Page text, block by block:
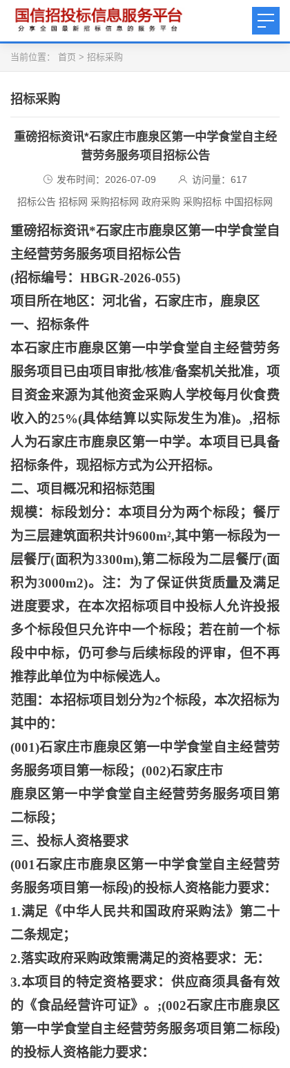
当前位置： 首页 > 招标采购
招标采购
重磅招标资讯*石家庄市鹿泉区第一中学食堂自主经
营劳务服务项目招标公告
发布时间：2026-07-09 访问量： 617
招标公告 招标网 采购招标网 政府采购 采购招标 中国招标网
重磅招标资讯*石家庄市鹿泉区第一中学食堂自
主经营劳务服务项目招标公告
(招标编号：HBGR-2026-055)
项目所在地区：河北省，石家庄市，鹿泉区
一、招标条件
本石家庄市鹿泉区第一中学食堂自主经营劳务
服务项目已由项目审批/核准/备案机关批准，项
目资金来源为其他资金采购人学校每月伙食费
收入的25%(具体结算以实际发生为准)。,招标
人为石家庄市鹿泉区第一中学。本项目已具备
招标条件，现招标方式为公开招标。
二、项目概况和招标范围
规模：标段划分：本项目分为两个标段；餐厅
为三层建筑面积共计9600m²,其中第一标段为一
层餐厅(面积为3300m),第二标段为二层餐厅(面
积为3000m2)。注：为了保证供货质量及满足
进度要求，在本次招标项目中投标人允许投报
多个标段但只允许中一个标段；若在前一个标
段中中标，仍可参与后续标段的评审，但不再
推荐此单位为中标候选人。
范围：本招标项目划分为2个标段，本次招标为
其中的：
(001)石家庄市鹿泉区第一中学食堂自主经营劳
务服务项目第一标段；(002)石家庄市
鹿泉区第一中学食堂自主经营劳务服务项目第
二标段；
三、投标人资格要求
(001石家庄市鹿泉区第一中学食堂自主经营劳
务服务项目第一标段)的投标人资格能力要求：
1.满足《中华人民共和国政府采购法》第二十
二条规定；
2.落实政府采购政策需满足的资格要求：无：
3.本项目的特定资格要求：供应商须具备有效
的《食品经营许可证》。;(002石家庄市鹿泉区
第一中学食堂自主经营劳务服务项目第二标段)
的投标人资格能力要求：